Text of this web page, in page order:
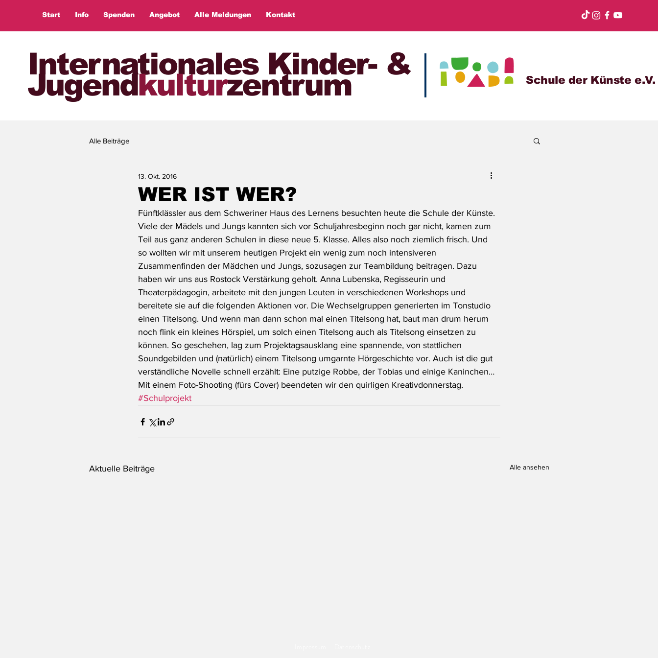
Start Info Spenden Angebot Alle Meldungen Kontakt
Internationales Kinder- &
Jugendkulturzentrum Schule der Künste e.V.
Alle Beiträge
WER IST WER?
13. Okt. 2016
Fünftklässler aus dem Schweriner Haus des Lernens besuchten heute die Schule der Künste.
Viele der Mädels und Jungs kannten sich vor Schuljahresbeginn noch gar nicht, kamen zum
Teil aus ganz anderen Schulen in diese neue 5. Klasse. Alles also noch ziemlich frisch. Und
so wollten wir mit unserem heutigen Projekt ein wenig zum noch intensiveren
Zusammenfinden der Mädchen und Jungs, sozusagen zur Teambildung beitragen. Dazu
haben wir uns aus Rostock Verstärkung geholt. Anna Lubenska, Regisseurin und
Theaterpädagogin, arbeitete mit den jungen Leuten in verschiedenen Workshops und
bereitete sie auf die folgenden Aktionen vor. Die Wechselgruppen generierten im Tonstudio
einen Titelsong. Und wenn man dann schon mal einen Titelsong hat, baut man drum herum
noch flink ein kleines Hörspiel, um solch einen Titelsong auch als Titelsong einsetzen zu
können. So geschehen, lag zum Projektagsausklang eine spannende, von stattlichen
Soundgebilden und (natürlich) einem Titelsong umgarnte Hörgeschichte vor. Auch ist die gut
verständliche Novelle schnell erzählt: Eine putzige Robbe, der Tobias und einige Kaninchen…
Mit einem Foto-Shooting (fürs Cover) beendeten wir den quirligen Kreativdonnerstag.
#Schulprojekt
Aktuelle Beiträge Alle ansehen